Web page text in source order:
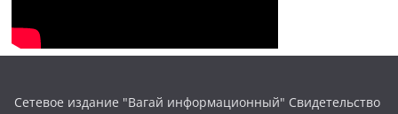
Сетевое издание "Вагай информационный" Свидетельство